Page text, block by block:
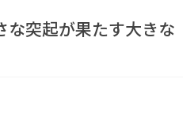
な突起が果たす大きな